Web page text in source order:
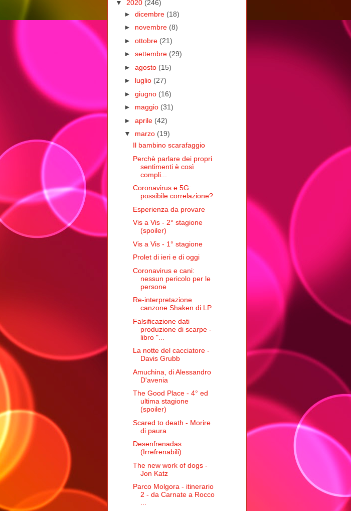
▼ 2020 (246)
► dicembre (18)
► novembre (8)
► ottobre (21)
► settembre (29)
► agosto (15)
► luglio (27)
► giugno (16)
► maggio (31)
► aprile (42)
▼ marzo (19)
Il bambino scarafaggio
Perchè parlare dei propri
sentimenti è così
compli...
Coronavirus e 5G:
possibile correlazione?
Esperienza da provare
Vis a Vis - 2° stagione
(spoiler)
Vis a Vis - 1° stagione
Prolet di ieri e di oggi
Coronavirus e cani:
nessun pericolo per le
persone
Re-interpretazione
canzone Shaken di LP
Falsificazione dati
produzione di scarpe -
libro "...
La notte del cacciatore -
Davis Grubb
Amuchina, di Alessandro
D'avenia
The Good Place - 4° ed
ultima stagione
(spoiler)
Scared to death - Morire
di paura
Desenfrenadas
(Irrefrenabili)
The new work of dogs -
Jon Katz
Parco Molgora - itinerario
2 - da Carnate a Rocco
...